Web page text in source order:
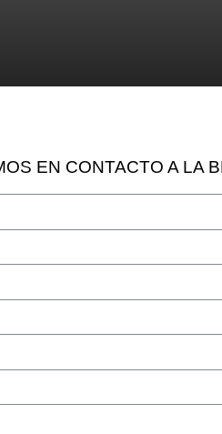
EN CONTACTO A LA